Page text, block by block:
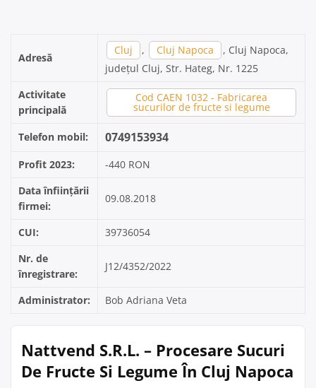
Adresă
Cluj , Cluj Napoca
, Cluj Napoca,
județul Cluj, Str. Hateg, Nr. 1225
Activitate
principală
Cod CAEN 1032 - Fabricarea
sucurilor de fructe si legume
Telefon mobil: 0749153934
Profit 2023:
-440 RON
Data înființării
firmei:
09.08.2018
CUI:
39736054
Nr. de
înregistrare:
J12/4352/2022
Administrator: Bob Adriana Veta
Nattvend S.R.L. – Procesare Sucuri
De Fructe Si Legume În Cluj Napoca